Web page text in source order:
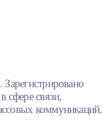
сфере связи,
коммуникаций.